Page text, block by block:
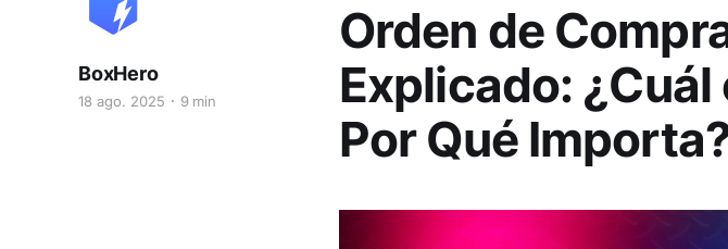
Orden de
Explicado:
Por Qué
BoxHero
18 ago. 2025 9 min